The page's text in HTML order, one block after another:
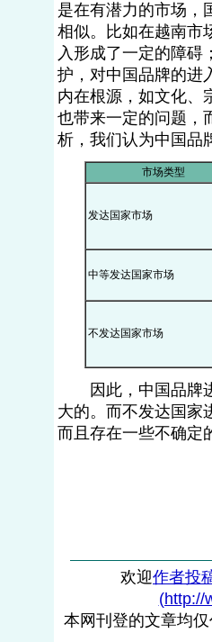
是在有潜力的市场，
相似。比如在越南市
入形成了一定的障碍
护，对中国品牌的进
内在根源，如文化、
也带来一定的问题，
析，我们认为中国品
市场类型
发达国家市场
中等发达国家市场
不发达国家市场
因此，中国品牌进
大的。而不发达国家
而且存在一些不确定
欢迎作者投
(http://
本网刊登的文章均